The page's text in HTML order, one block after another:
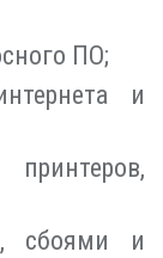
ПО;
и
сбоями и